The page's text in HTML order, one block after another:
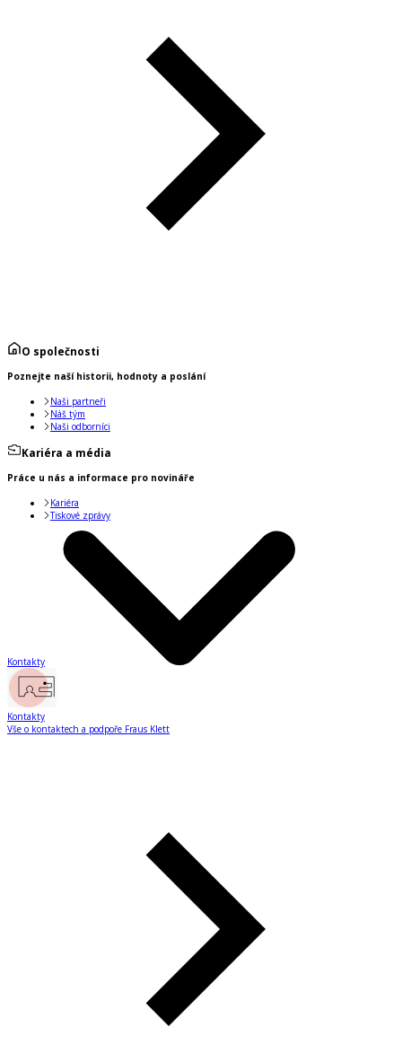
O společnosti
Poznejte naší historii, hodnoty a poslání
Naši partneři
Náš tým
Naši odborníci
Kariéra a média
Práce u nás a informace pro novináře
Kariéra
Tiskové zprávy
Kontakty
Kontakty
Vše o kontaktech a podpoře Fraus Klett